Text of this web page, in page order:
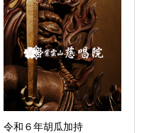
令和６年胡瓜加持